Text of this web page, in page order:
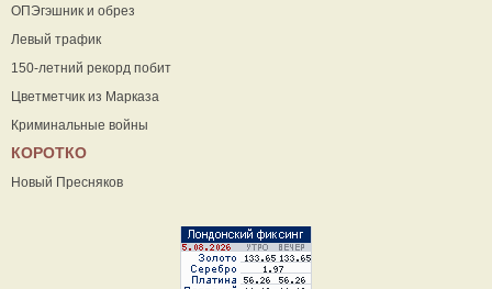
ОПЭгэшник и обрез
Левый трафик
150-летний рекорд побит
Цветметчик из Марказа
Криминальные войны
КОРОТКО
Новый Пресняков